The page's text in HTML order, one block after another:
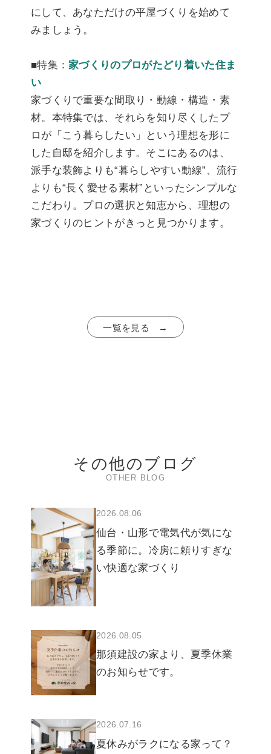
にして、あなただけの平屋づくりを始めて
みましょう。
■特集：家づくりのプロがたどり着いた住ま
い
家づくりで重要な間取り・動線・構造・素
材。本特集では、それらを知り尽くしたプ
ロが「こう暮らしたい」という理想を形に
した自邸を紹介します。そこにあるのは、
派手な装飾よりも“暮らしやすい動線”、流行
よりも“長く愛せる素材”といったシンプルな
こだわり。プロの選択と知恵から、理想の
家づくりのヒントがきっと見つかります。
一覧を見る →
その他のブログ
OTHER BLOG
2026.08.06
仙台・山形で電気代が気にな
る季節に。冷房に頼りすぎな
い快適な家づくり
2026.08.05
那須建設の家より、夏季休業
のお知らせです。
2026.07.16
夏休みがラクになる家って？